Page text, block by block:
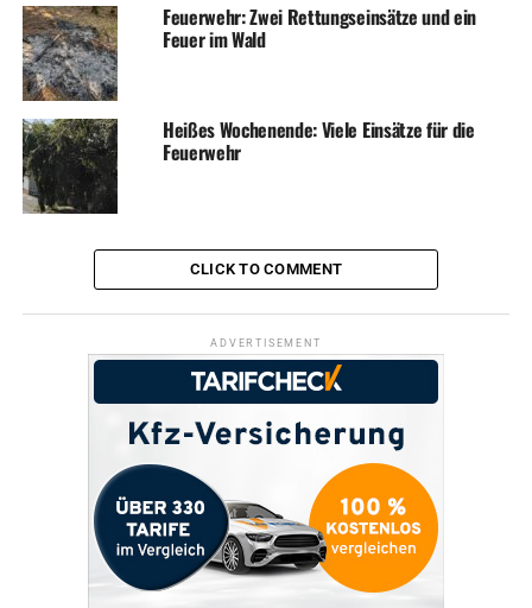
Feuerwehr: Zwei Rettungseinsätze und ein
Feuer im Wald
Heißes Wochenende: Viele Einsätze für die
Feuerwehr
CLICK TO COMMENT
ADVERTISEMENT